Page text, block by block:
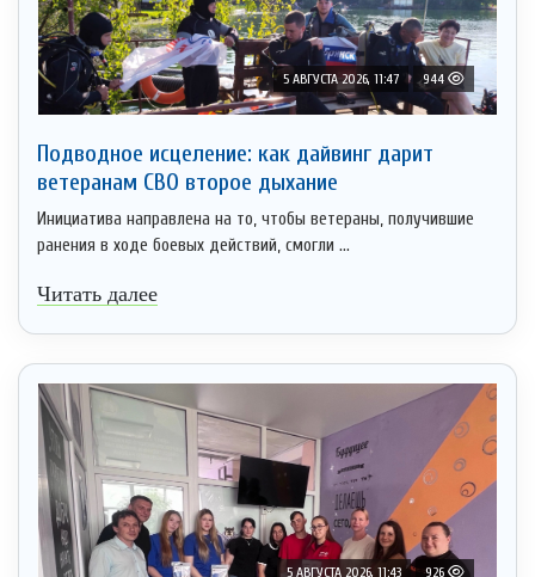
5 АВГУСТА 2026, 11:47 944
Подводное исцеление: как дайвинг дарит
ветеранам СВО второе дыхание
Инициатива направлена на то, чтобы ветераны, получившие
ранения в ходе боевых действий, смогли ...
Читать далее
5 АВГУСТА 2026, 11:43 926